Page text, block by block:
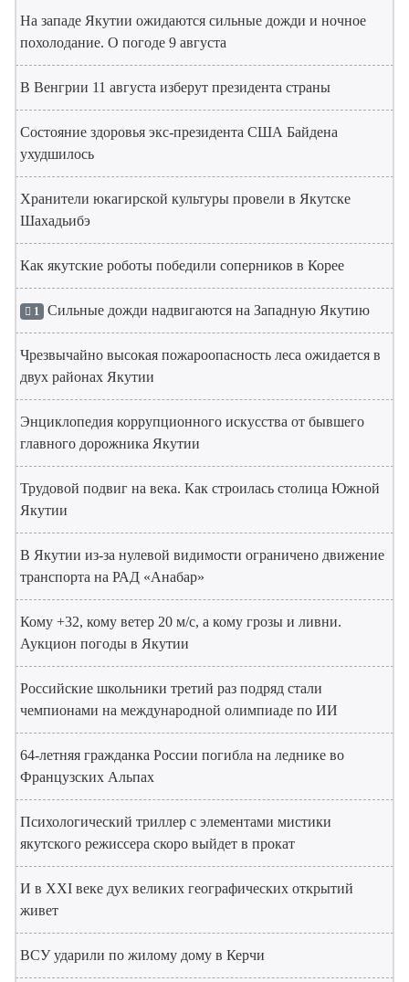
На западе Якутии ожидаются сильные дожди и ночное
похолодание. О погоде 9 августа
В Венгрии 11 августа изберут президента страны
Состояние здоровья экс-президента США Байдена
ухудшилось
Хранители юкагирской культуры провели в Якутске
Шахадьибэ
Как якутские роботы победили соперников в Корее
1 Сильные дожди надвигаются на Западную Якутию
Чрезвычайно высокая пожароопасность леса ожидается в
двух районах Якутии
Энциклопедия коррупционного искусства от бывшего
главного дорожника Якутии
Трудовой подвиг на века. Как строилась столица Южной
Якутии
В Якутии из-за нулевой видимости ограничено движение
транспорта на РАД «Анабар»
Кому +32, кому ветер 20 м/с, а кому грозы и ливни.
Аукцион погоды в Якутии
Российские школьники третий раз подряд стали
чемпионами на международной олимпиаде по ИИ
64-летняя гражданка России погибла на леднике во
Французских Альпах
Психологический триллер с элементами мистики
якутского режиссера скоро выйдет в прокат
И в XXI веке дух великих географических открытий
живет
ВСУ ударили по жилому дому в Керчи